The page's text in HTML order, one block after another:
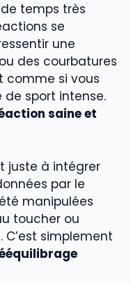
temps très
se
une
des courbatures
comme si vous
de sport intense.
saine et
juste à intégrer
par le
manipulées
toucher ou
simplement